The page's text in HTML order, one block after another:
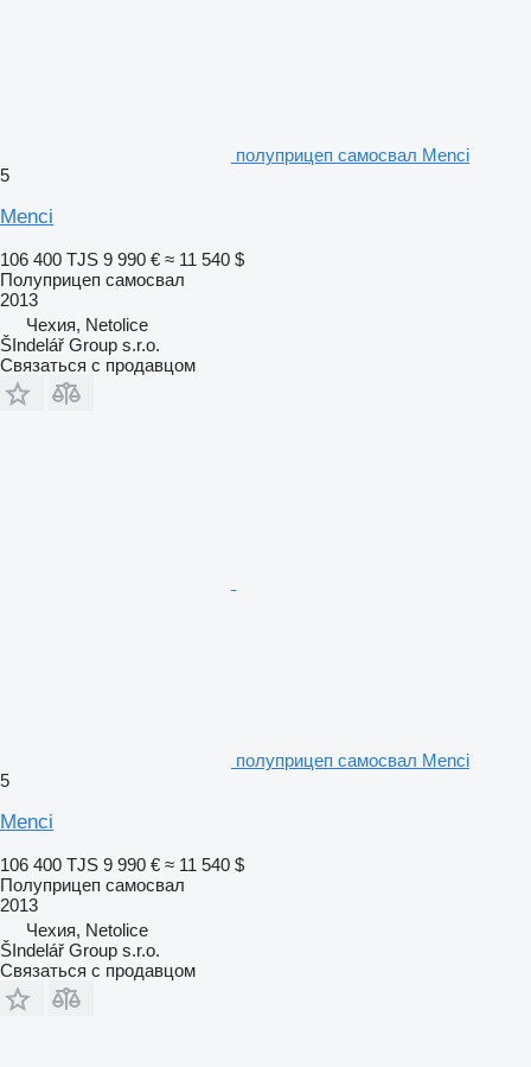
полуприцеп самосвал Menci
5
Menci
106 400 TJS 9 990 € ≈ 11 540 $
Полуприцеп самосвал
2013
Чехия, Netolice
ŠIndelář Group s.r.o.
Связаться с продавцом
полуприцеп самосвал Menci
5
Menci
106 400 TJS 9 990 € ≈ 11 540 $
Полуприцеп самосвал
2013
Чехия, Netolice
ŠIndelář Group s.r.o.
Связаться с продавцом